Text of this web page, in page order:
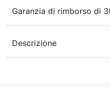
Garanzia di rimborso di
Descrizione